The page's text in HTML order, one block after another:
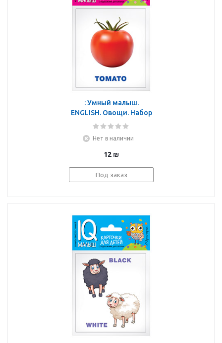
: Умный малыш.
ENGLISH. Овощи. Набор
карточек для детей.
Нет в наличии
12 ₪
Под заказ